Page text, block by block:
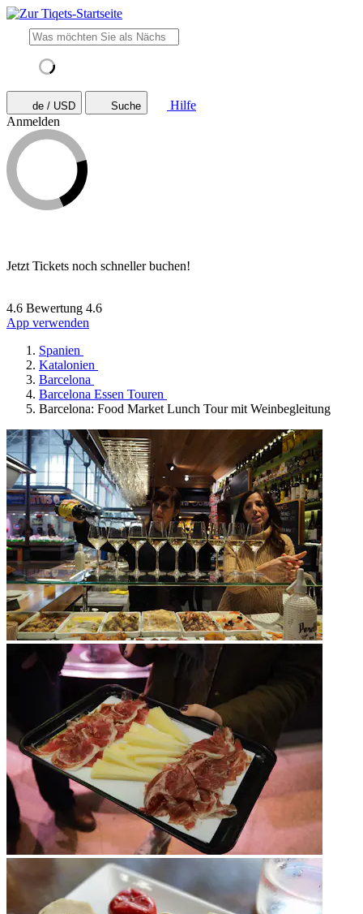
de / USD Suche
Hilfe
Anmelden
Jetzt Tickets noch schneller buchen!
4.6 Bewertung 4.6
App verwenden
Spanien
Katalonien
Barcelona
Barcelona Essen Touren
Barcelona: Food Market Lunch Tour mit Weinbegleitung